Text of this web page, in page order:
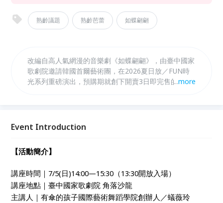
熟齡議題 熟齡芭蕾 如蝶翩翩
改編自高人氣網漫的音樂劇《如蝶翩翩》，由臺中國家
歌劇院邀請韓國首爾藝術團，在2026夏日放／FUN時
光系列重磅演出，預購期就創下開賣3日即完售的驚人
蝶翩翩》的情感內涵與製作巧思。
...more
Event Introduction
【活動簡介】
講座時間｜7/5(日)14:00—15:30（13:30開放入場）
講座地點｜臺中國家歌劇院 角落沙龍
主講人｜有傘的孩子國際藝術舞蹈學院創辦人／蟻薇玲